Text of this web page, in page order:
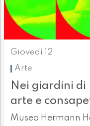
Giovedì 12
Arte
Nei giardini di
arte e
Museo Hermann